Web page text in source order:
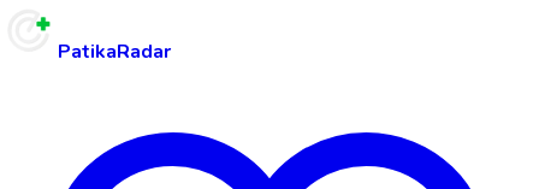
PatikaRadar